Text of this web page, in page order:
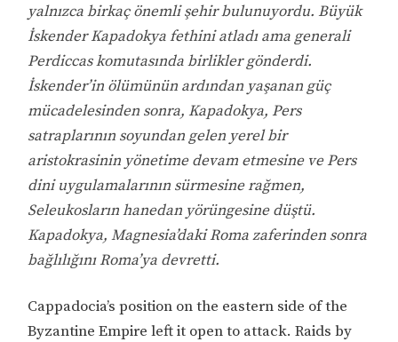
yalnızca birkaç önemli şehir bulunuyordu. Büyük
İskender Kapadokya fethini atladı ama generali
Perdiccas komutasında birlikler gönderdi.
İskender’in ölümünün ardından yaşanan güç
mücadelesinden sonra, Kapadokya, Pers
satraplarının soyundan gelen yerel bir
aristokrasinin yönetime devam etmesine ve Pers
dini uygulamalarının sürmesine rağmen,
Seleukosların hanedan yörüngesine düştü.
Kapadokya, Magnesia’daki Roma zaferinden sonra
bağlılığını Roma’ya devretti.
Cappadocia’s position on the eastern side of the
Byzantine Empire left it open to attack. Raids by